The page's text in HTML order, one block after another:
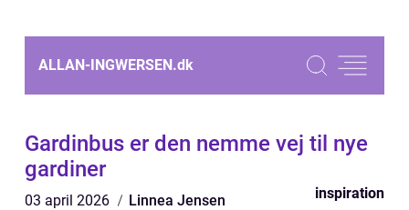
ALLAN-INGWERSEN.dk
Gardinbus er den nemme vej til nye
gardiner
03 april 2026 Linnea Jensen inspiration